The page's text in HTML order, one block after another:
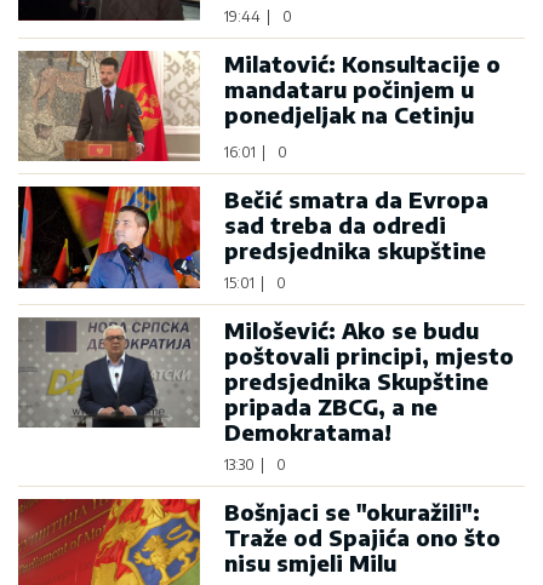
19:44 0
Milatović: Konsultacije o
mandataru počinjem u
ponedjeljak na Cetinju
16:01 0
Bečić smatra da Evropa
sad treba da odredi
predsjednika skupštine
15:01 0
Milošević: Ako se budu
poštovali principi, mjesto
predsjednika Skupštine
pripada ZBCG, a ne
Demokratama!
13:30 0
Bošnjaci se "okuražili":
Traže od Spajića ono što
nisu smjeli Milu